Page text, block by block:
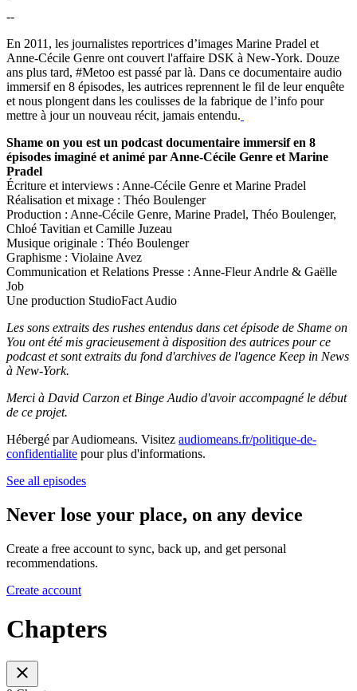
--
En 2011, les journalistes reportrices d’images Marine Pradel et
Anne-Cécile Genre ont couvert l'affaire DSK à New-York. Douze
ans plus tard, #Metoo est passé par là. Dans ce documentaire audio
immersif en 8 épisodes, les autrices reprennent le fil de leur enquête
et nous plongent dans les coulisses de la fabrique de l’info pour
mettre à jour un nouveau récit, jamais entendu.
Shame on you est un podcast documentaire immersif en 8
épisodes imaginé et animé par Anne-Cécile Genre et Marine
Pradel
Écriture et interviews : Anne-Cécile Genre et Marine Pradel
Réalisation et mixage : Théo Boulenger
Production : Anne-Cécile Genre, Marine Pradel, Théo Boulenger,
Chloé Tavitian et Camille Juzeau
Musique originale : Théo Boulenger
Graphisme : Violaine Avez
Communication et Relations Presse : Anne-Fleur Andrle & Gaëlle
Job
Une production StudioFact Audio
Les sons extraits des rushes entendus dans cet épisode de Shame on
You ont été mis gracieusement à disposition des autrices pour ce
podcast et sont extraits du fond d'archives de l'agence Keep in News
à New-York.
Merci à David Carzon et Binge Audio d'avoir accompagné le début
de ce projet.
Hébergé par Audiomeans. Visitez audiomeans.fr/politique-de-
confidentialite pour plus d'informations.
See all episodes
Never lose your place, on any device
Create a free account to sync, back up, and get personal
recommendations.
Create account
Chapters